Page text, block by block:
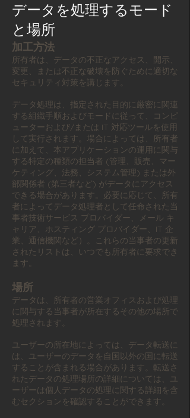
データを処理するモード
と場所
加工方法
所有者は、データの不正なアクセス、開示、
変更、または不正な破壊を防ぐために適切な
セキュリティ対策を講じます。
データ処理は、指定された目的に厳密に関連
する組織手順およびモードに従って、コンピ
ューターおよび/または IT 対応ツールを使用
して実行されます。場合によっては、所有者
に加えて、本アプリケーションの運用に関与
する特定の種類の担当者 (管理、販売、マー
ケティング、法務、システム管理) または外
部関係者 (第三者など) がデータにアクセス
できる場合があります。必要に応じて、所有
者によってデータ処理者として任命された当
事者技術サービス プロバイダー、メール キ
ャリア、ホスティング プロバイダー、IT 企
業、通信機関など）。これらの当事者の更新
されたリストは、いつでも所有者に要求でき
ます。
場所
データは、所有者の営業オフィスおよび処理
に関与する当事者が所在するその他の場所で
処理されます。
ユーザーの所在地によっては、データ転送に
は、ユーザーのデータを自国以外の国に転送
することが含まれる場合があります。転送さ
れたデータの処理場所の詳細については、ユ
ーザーは個人データの処理に関する詳細を含
むセクションを確認することができます。